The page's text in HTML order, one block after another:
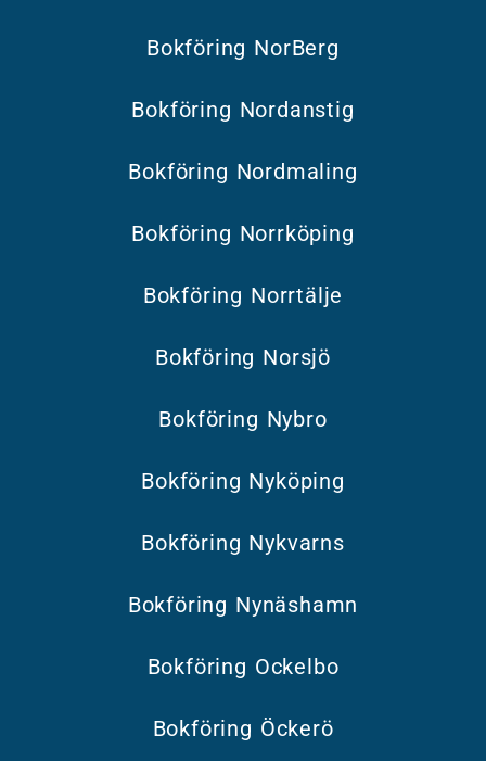
Bokföring NorBerg
Bokföring Nordanstig
Bokföring Nordmaling
Bokföring Norrköping
Bokföring Norrtälje
Bokföring Norsjö
Bokföring Nybro
Bokföring Nyköping
Bokföring Nykvarns
Bokföring Nynäshamn
Bokföring Ockelbo
Bokföring Öckerö